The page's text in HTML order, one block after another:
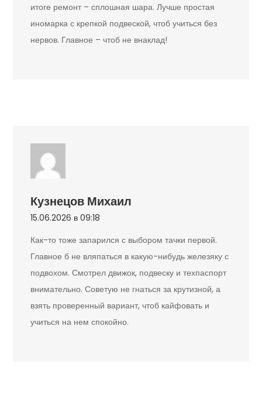
итоге ремонт – сплошная шара. Лучше простая
иномарка с крепкой подвеской, чтоб учиться без
нервов. Главное – чтоб не внаклад!
Кузнецов Михаил
15.06.2026 в 09:18
Как-то тоже запарился с выбором тачки первой.
Главное б не вляпаться в какую-нибудь железяку с
подвохом. Смотрел движок, подвеску и техпаспорт
внимательно. Советую не гнаться за крутизной, а
взять проверенный вариант, чтоб кайфовать и
учиться на нем спокойно.